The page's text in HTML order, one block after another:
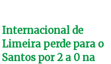
Internacional de
Limeira perde para o
Santos por 2 a 0 na